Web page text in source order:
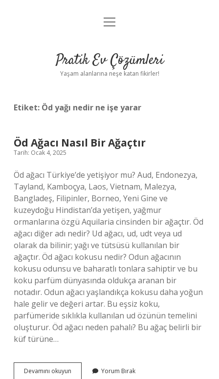
Anasayfa
Yasal Uyarı
menüyü
Pratik Ev Çözümleri
Yaşam alanlarına neşe katan fikirler!
Etiket: Öd yağı nedir ne işe yarar
Öd Ağacı Nasıl Bir Ağaçtır
Tarih: Ocak 4, 2025
Öd ağacı Türkiye’de yetişiyor mu? Aud, Endonezya,
Tayland, Kamboçya, Laos, Vietnam, Malezya,
Bangladeş, Filipinler, Borneo, Yeni Gine ve
kuzeydoğu Hindistan’da yetişen, yağmur
ormanlarına özgü Aquilaria cinsinden bir ağaçtır. Öd
ağacı diğer adı nedir? Ud ağacı, ud, udt veya ud
olarak da bilinir; yağı ve tütsüsü kullanılan bir
ağaçtır. Öd ağacı kokusu nedir? Odun ağacının
kokusu odunsu ve baharatlı tonlara sahiptir ve bu
koku parfüm dünyasında oldukça aranan bir
notadır. Odun ağacı yaşlandıkça kokusu daha yoğun
hale gelir ve değeri artar. Bu eşsiz koku,
parfümeride sıklıkla kullanılan ud özünün temelini
oluşturur. Öd ağacı neden pahalı? Bu ağaç belirli bir
küf türüne…
Devamını okuyun Yorum Bırak